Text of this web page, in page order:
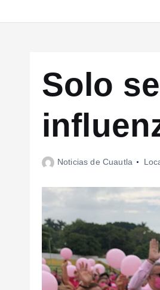
Solo
Noticias de Cuautla